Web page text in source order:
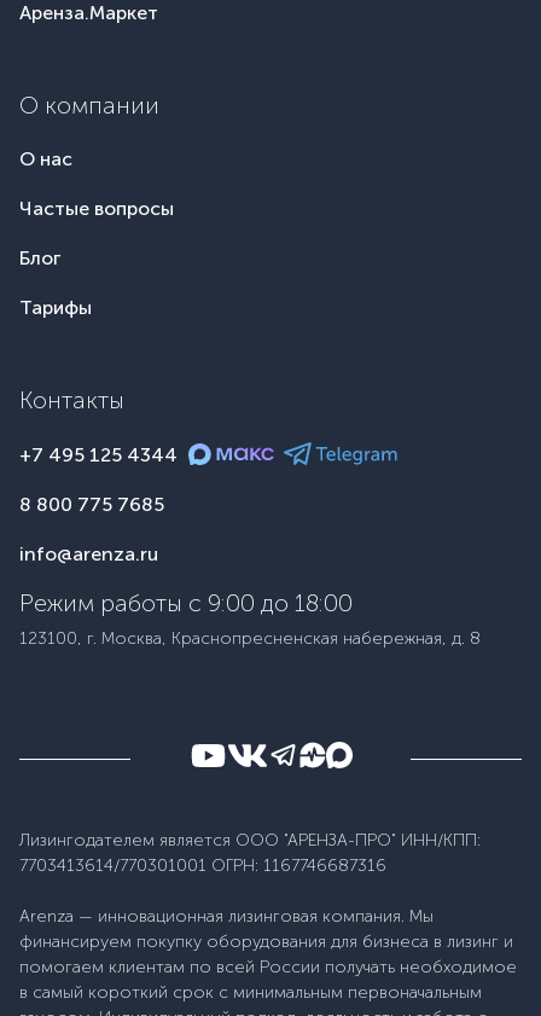
Аренза.Маркет
О компании
О нас
Частые вопросы
Блог
Тарифы
Контакты
+7 495 125 4344
8 800 775 7685
info@arenza.ru
Режим работы с 9:00 до 18:00
123100, г. Москва, Краснопресненская набережная, д. 8
Лизингодателем является ООО "АРЕНЗА-ПРО" ИНН/КПП:
7703413614/770301001 ОГРН: 1167746687316
Arenza — инновационная лизинговая компания. Мы
финансируем покупку оборудования для бизнеса в лизинг и
помогаем клиентам по всей России получать необходимое
в самый короткий срок с минимальным первоначальным